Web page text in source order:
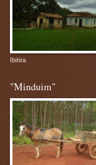
Ibitira
"Minduim"